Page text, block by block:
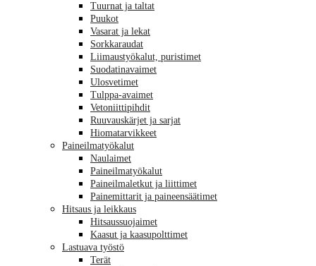
Tuurnat ja taltat
Puukot
Vasarat ja lekat
Sorkkaraudat
Liimaustyökalut, puristimet
Suodatinavaimet
Ulosvetimet
Tulppa-avaimet
Vetoniittipihdit
Ruuvauskärjet ja sarjat
Hiomatarvikkeet
Paineilmatyökalut
Naulaimet
Paineilmatyökalut
Paineilmaletkut ja liittimet
Painemittarit ja paineensäätimet
Hitsaus ja leikkaus
Hitsaussuojaimet
Kaasut ja kaasupolttimet
Lastuava työstö
Terät